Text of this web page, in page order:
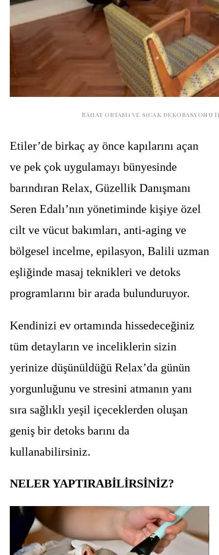
Rahat ortamı ve sıcak
Etiler’de birkaç ay önce kapılarını açan
ve pek çok uygulamayı bünyesinde
barındıran Relax, Güzellik Danışmanı
Seren Edalı’nın yönetiminde kişiye özel
cilt ve vücut bakımları, anti-aging ve
bölgesel incelme, epilasyon, Balili uzman
eşliğinde masaj teknikleri ve detoks
programlarını bir arada bulunduruyor.
Kendinizi ev ortamında hissedeceğiniz
tüm detayların ve inceliklerin sizin
yerinize düşünüldüğü Relax’da günün
yorgunluğunu ve stresini atmanın yanı
sıra sağlıklı yeşil içeceklerden oluşan
geniş bir detoks barını da
kullanabilirsiniz.
NELER YAPTIRABİLİRSİNİZ?